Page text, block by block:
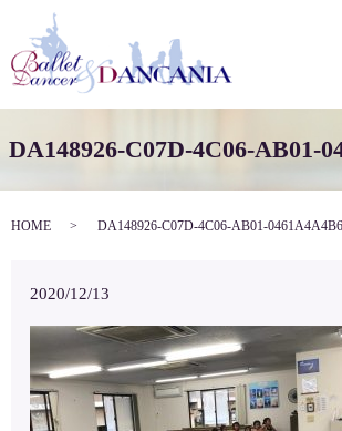
DA148926-C07D-4C06-AB01-
HOME DA148926-C07D-4C06-AB01-
2020/12/13